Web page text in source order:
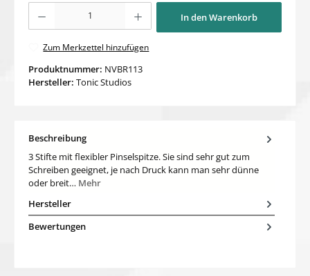
Produkt Anzahl: Gib den gewünschten Wert ein oder benutze die Schaltflächen um
In den Warenkorb
Zum Merkzettel hinzufügen
Produktnummer: NVBR113
Hersteller: Tonic Studios
Beschreibung
3 Stifte mit flexibler Pinselspitze. Sie sind sehr gut zum
Schreiben geeignet, je nach Druck kann man sehr dünne
oder breit… Mehr
Hersteller
Bewertungen